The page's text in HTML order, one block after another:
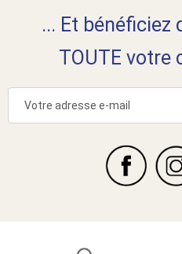
... Et bénéficiez
TOUTE votre